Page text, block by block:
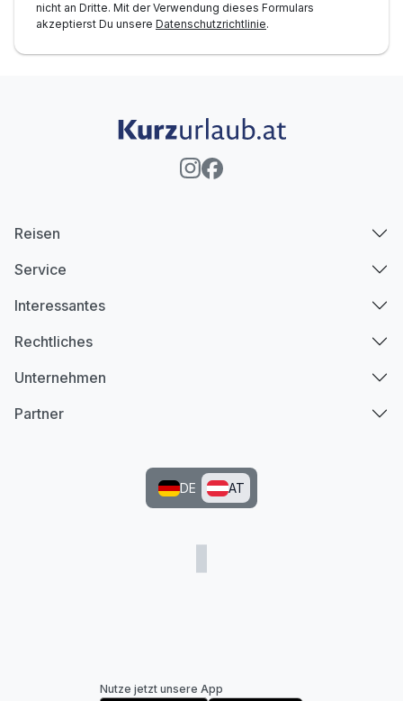
nicht an Dritte. Mit der Verwendung dieses Formulars
akzeptierst Du unsere Datenschutzrichtlinie.
Reisen
Service
Interessantes
Rechtliches
Unternehmen
Partner
DE AT
Nutze jetzt unsere App